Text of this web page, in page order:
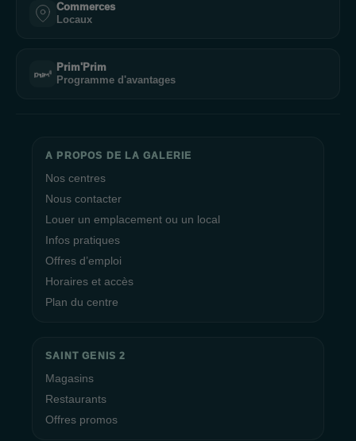
Commerces
Locaux
Prim'Prim
Programme d'avantages
A PROPOS DE LA GALERIE
Nos centres
Nous contacter
Louer un emplacement ou un local
Infos pratiques
Offres d’emploi
Horaires et accès
Plan du centre
SAINT GENIS 2
Magasins
Restaurants
Offres promos